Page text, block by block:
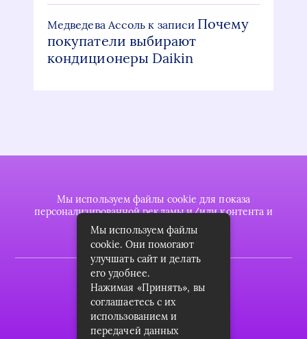
Медведева Ассоль к записи Почему
покупатели выбирают
кондиционеры Daikin
Мы используем файлы cookie для показа
персонализированной рекламы и/или контента и
анализа нашего трафика.
2022 © plasttrubkomplekt.ru
Карта сайта
Контакты
Мы используем файлы
cookie. Они помогают
улучшать сайт и делать
его удобнее.
Нажимая «Принять», вы
соглашаетесь с их
использованием и
передачей данных